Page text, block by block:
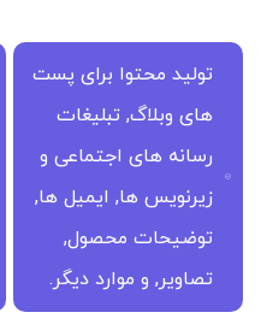
تولید محتوا برای پست
های وبلاگ, تبلیغات
رسانه های اجتماعی و
زیرنویس ها, ایمیل ها,
توضیحات محصول,
تصاویر, و موارد دیگر.